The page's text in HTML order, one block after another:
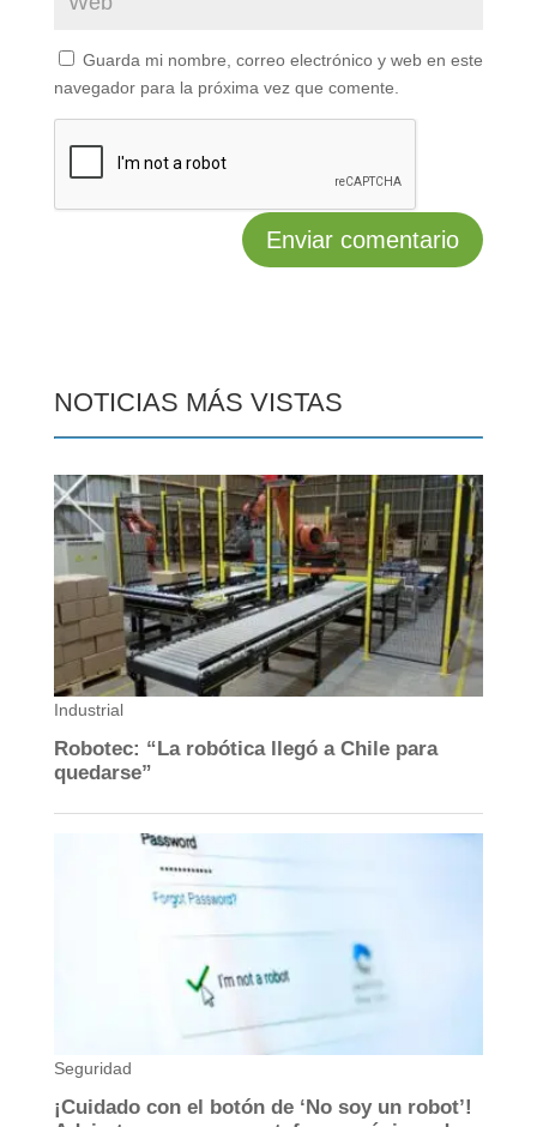
Guarda mi nombre, correo electrónico y web en este
navegador para la próxima vez que comente.
NOTICIAS MÁS VISTAS